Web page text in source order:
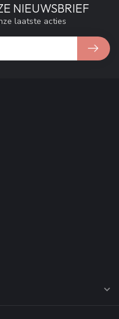
NIEUWSBRIEF
laatste acties